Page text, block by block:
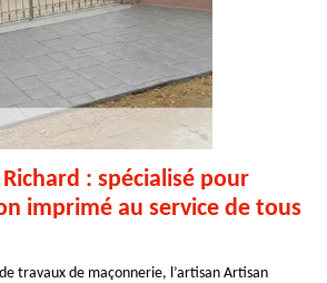
: spécialisé pour
imprimé au service de tous
travaux de maçonnerie, l’artisan Artisan